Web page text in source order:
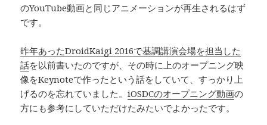
のYouTube動画と同じアニメーションが再生されるはず
です。
昨年あったDroidKaigi 2016で基調講演会場を担当した
話を以前書いたのですが、その時に上のオープニング映
像をKeynoteで作ったという話をしていて、すっかり上
げるのを忘れていました。iOSDCのオープニング動画の
方にも参考にしていただけたみたいでよかったです。